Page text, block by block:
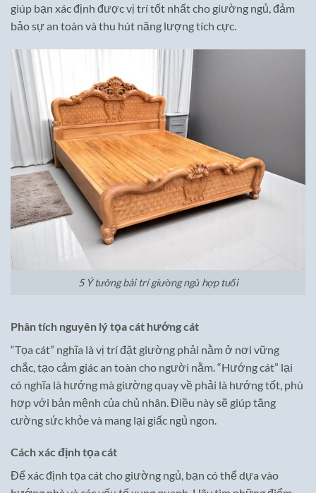
giúp bạn xác định được vị trí tốt nhất cho giường ngủ, đảm
bảo sự an toàn và thu hút năng lượng tích cực.
5 Ý tưởng bài trí giường ngủ hợp tuổi
Phân tích nguyên lý tọa cát hướng cát
“Tọa cát” nghĩa là vị trí đặt giường phải nằm ở nơi vững
chắc, tạo cảm giác an toàn cho người nằm. “Hướng cát” lại
có nghĩa là hướng mà giường quay về phải là hướng tốt, phù
hợp với bản mệnh của chủ nhân. Điều này sẽ giúp tăng
cường sức khỏe và mang lại giấc ngủ ngon.
Cách xác định tọa cát
Để xác định tọa cát cho giường ngủ, bạn có thể dựa vào